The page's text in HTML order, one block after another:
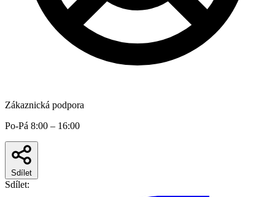
Zákaznická podpora
Po-Pá 8:00 – 16:00
Sdílet
Sdílet: